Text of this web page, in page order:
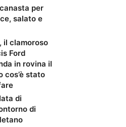
per
salato e
il clamoroso
Ford
in rovina il
cos’è stato
di
di